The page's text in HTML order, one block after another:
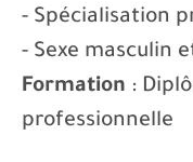
- Spécialisation
- Sexe masculin
Formation :
professionnelle